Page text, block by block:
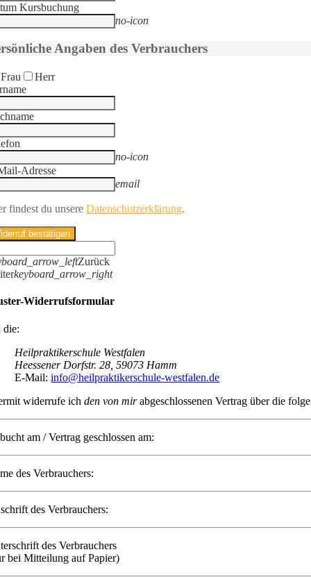
Kursbuchung
no-icon
Angaben des Verbrauchers
Frau
Herr
no-icon
Adresse
email
findest duunsereDatenschutzerklärung.
bestätigen
Zurück
keyboard_arrow_right
Widerrufsformular
die:
Heilpraktikerschule Westfalen
Heessener Dorfstr. 28, 59073 Hamm
E-Mail:info@heilpraktikerschule-westfalen.de
widerrufe ichden von mirabgeschlossenen Vertrag über die
am / Vertrag geschlossen am:
des Verbrauchers:
des Verbrauchers:
des Verbrauchers
bei Mitteilung auf Papier)